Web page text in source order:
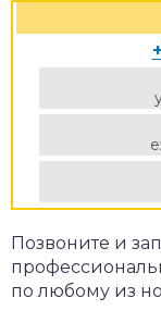
Позвоните и
по любому из